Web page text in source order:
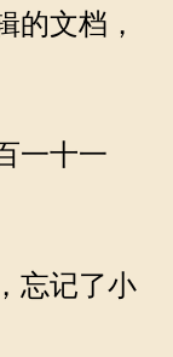
的文档，
一十一
忘记了小